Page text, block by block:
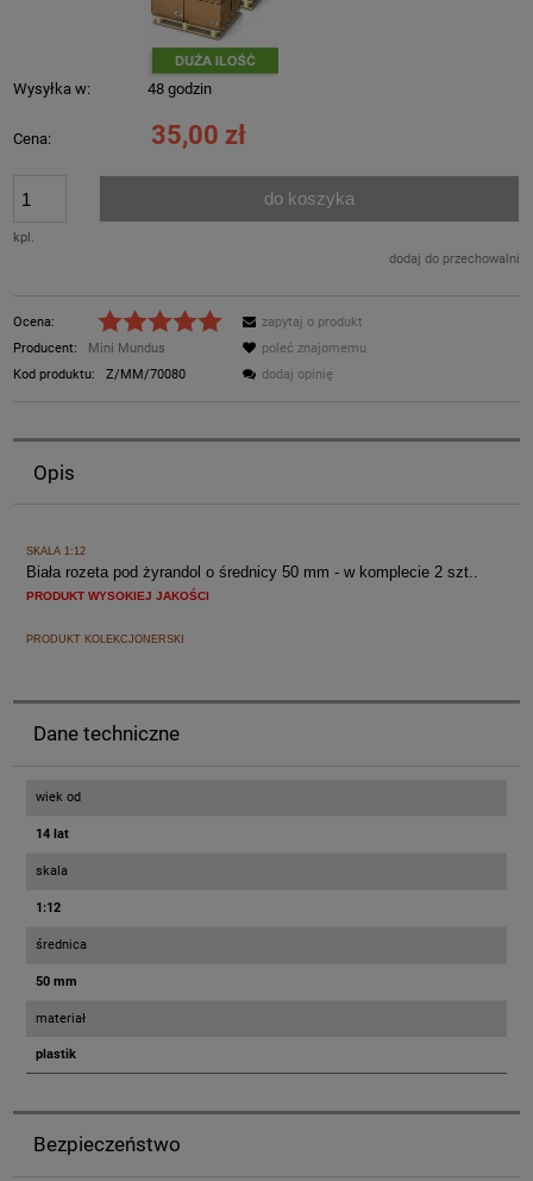
Wysyłka w: 48 godzin
Cena: 35,00 zł
kpl.
do koszyka
dodaj do przechowalni
Ocena:
Producent:
Mini Mundus
Kod produktu:
Z/MM/70080
zapytaj o produkt
poleć znajomemu
dodaj opinię
Opis
SKALA 1:12
Biała rozeta pod żyrandol o średnicy 50 mm - w komplecie 2 szt..
PRODUKT WYSOKIEJ JAKOŚCI
PRODUKT KOLEKCJONERSKI
Dane techniczne
wiek od
14 lat
skala
1:12
średnica
50 mm
materiał
plastik
Bezpieczeństwo